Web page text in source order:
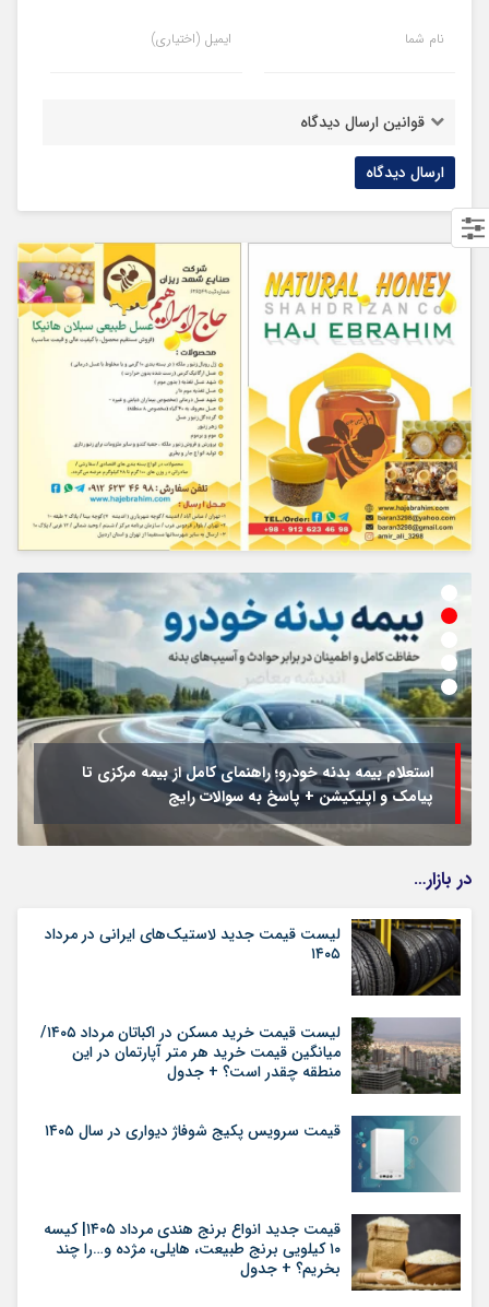
نام شما ایمیل (اختیاری)
قوانین ارسال دیدگاه
استعلام بیمه بدنه خودرو؛ راهنمای کامل از بیمه مرکزی تا
پیامک و اپلیکیشن + پاسخ به سوالات رایج
در بازار…
لیست قیمت جدید لاستیک‌های ایرانی در مرداد
۱۴۰۵
لیست قیمت خرید مسکن در اکباتان مرداد ۱۴۰۵/
میانگین قیمت خرید هر متر آپارتمان در این
منطقه چقدر است؟ + جدول
قیمت سرویس پکیج شوفاژ دیواری در سال ۱۴۰۵
قیمت جدید انواع برنج هندی مرداد ۱۴۰۵| کیسه
۱۰ کیلویی برنج طبیعت، هایلی، مژده و…را چند
بخریم؟ + جدول